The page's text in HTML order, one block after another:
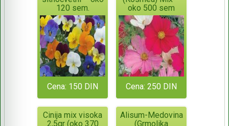
120 sem.
Cena: 150 DIN
oko 500 sem
Cena: 250 DIN
Cinija mix visoka
2,5gr (oko 370
Alisum-Medovina
(Grmolika